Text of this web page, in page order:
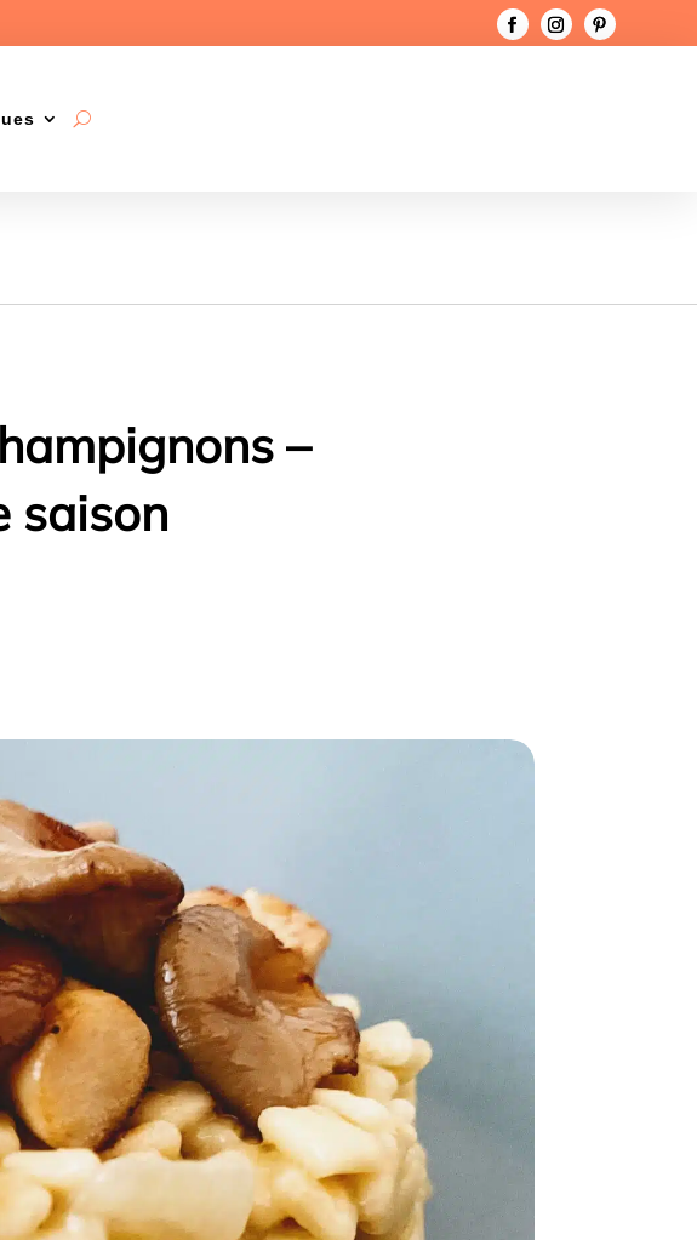
–
saison